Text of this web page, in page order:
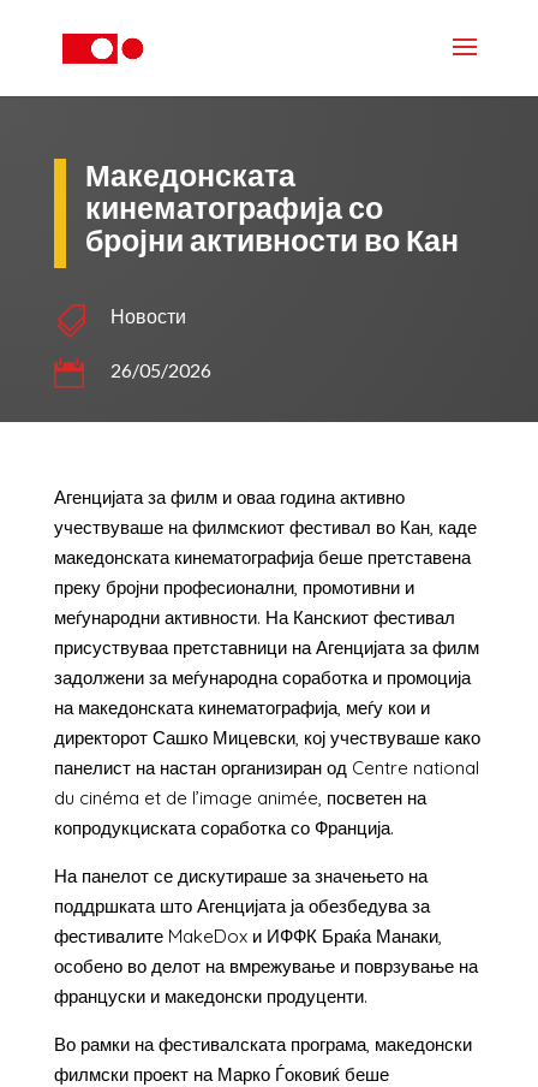
Македонската
кинематографија со
бројни активности во Кан
 Новости
 26/05/2026
Агенцијата за филм и оваа година активно
учествуваше на филмскиот фестивал во Кан, каде
македонската кинематографија беше претставена
преку бројни професионални, промотивни и
меѓународни активности. На Канскиот фестивал
присуствуваа претставници на Агенцијата за филм
задолжени за меѓународна соработка и промоција
на македонската кинематографија, меѓу кои и
директорот Сашко Мицевски, кој учествуваше како
панелист на настан организиран од Centre national
du cinéma et de l’image animée, посветен на
копродукциската соработка со Франција.
На панелот се дискутираше за значењето на
поддршката што Агенцијата ја обезбедува за
фестивалите MakeDox и ИФФК Браќа Манаки,
особено во делот на вмрежување и поврзување на
француски и македонски продуценти.
Во рамки на фестивалската програма, македонски
филмски проект на Марко Ѓоковиќ беше